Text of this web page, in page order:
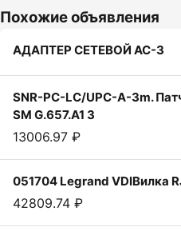
Похожие объявления
АДАПТЕР СЕТЕВОЙ АС-3
SNR-PC-LC/UPC-A-3m.
SM G.657.A1 3
13006.97 ₽
051704 Legrand VDIВилка
42809.74 ₽